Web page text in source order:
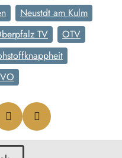
Neustdt am Kulm
TV
OTV